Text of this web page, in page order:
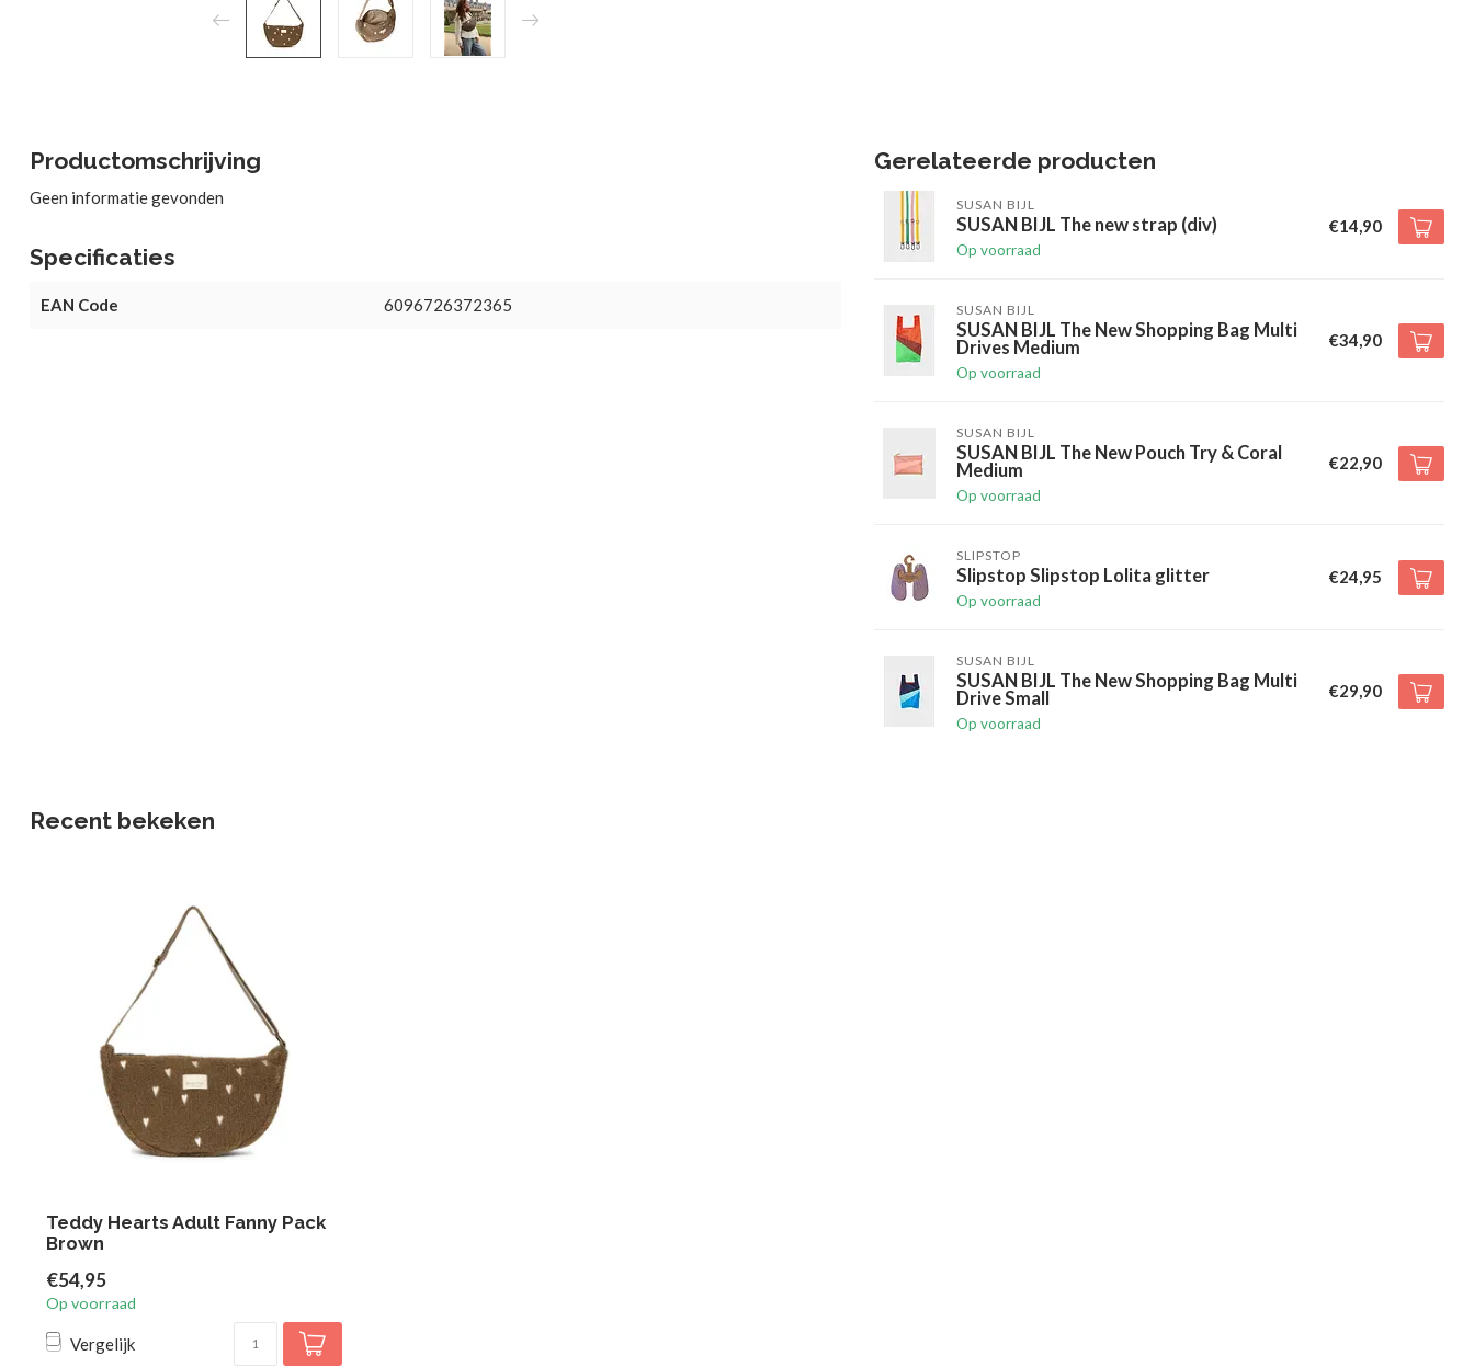
Productomschrijving
Geen informatie gevonden
Specificaties
EAN Code 6096726372365
Gerelateerde producten
SUSAN BIJL
SUSAN BIJL The new strap (div)
Op voorraad
€14,90
SUSAN BIJL
SUSAN BIJL The New Shopping Bag Multi
Drives Medium
Op voorraad
€34,90
SUSAN BIJL
SUSAN BIJL The New Pouch Try & Coral
Medium
Op voorraad
€22,90
SLIPSTOP
Slipstop Slipstop Lolita glitter
Op voorraad
€24,95
SUSAN BIJL
SUSAN BIJL The New Shopping Bag Multi
Drive Small
Op voorraad
€29,90
Recent bekeken
Teddy Hearts Adult Fanny Pack
Brown
€54,95
Op voorraad
Vergelijk